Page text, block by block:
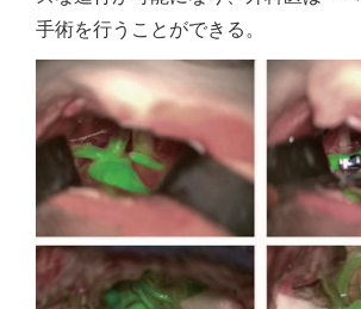
手術を行うことができる。